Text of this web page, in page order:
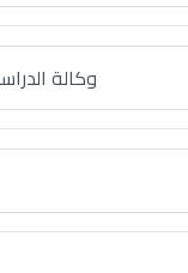
وكالة